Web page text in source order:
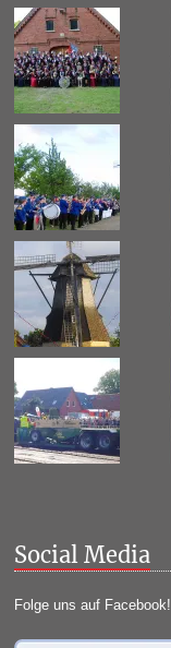
Social Media
Folge uns auf Facebook!